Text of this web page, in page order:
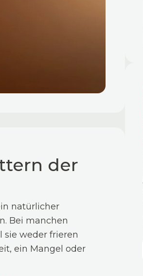
der
natürlicher
Bei manchen
sie weder frieren
ein Mangel oder